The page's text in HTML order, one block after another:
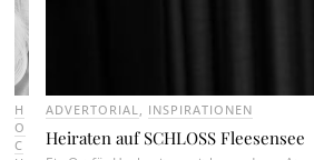
H
O
C
ADVERTORIAL INSPIRATIONEN
Heiraten auf SCHLOSS Fleesensee